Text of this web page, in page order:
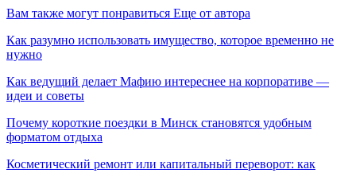
Вам также могут понравиться Еще от автора
Как разумно использовать имущество, которое временно не
нужно
Как ведущий делает Мафию интереснее на корпоративе —
идеи и советы
Почему короткие поездки в Минск становятся удобным
форматом отдыха
Косметический ремонт или капитальный переворот: как